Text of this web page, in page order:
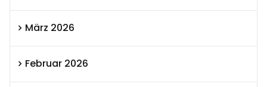
März 2026
Februar 2026